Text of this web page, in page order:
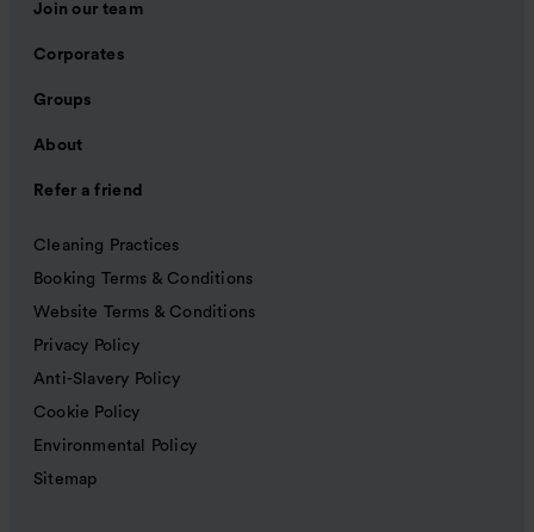
Join our team
Corporates
Groups
About
Refer a friend
Cleaning Practices
Booking Terms & Conditions
Website Terms & Conditions
Privacy Policy
Anti-Slavery Policy
Cookie Policy
Environmental Policy
Sitemap